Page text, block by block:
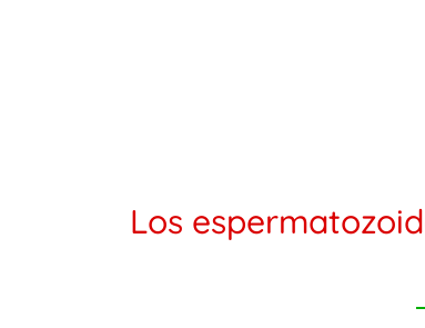
Los